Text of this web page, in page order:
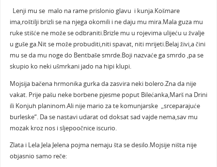
Lenji mu se malo na rame prislonio glavu i kunja.Košmare
ima,roštilji brizli se na njega okomili i ne daju mu mira.Mala guza mu
ruke stišće ne može se odbraniti.Brizle mu u rojevima ulijeću u žvalje
u guše ga.Nit se može probuditi,niti spavat, niti mrijeti.Belaj živi,a čini
mu se da mu noge do Bentbaše smrde.Boji nazvaće ga smrdo ,pa se
skupio ko neki ušmrkani jado na hipi klupi.
Mojsija bačena hrmonika gurka da zasvira neki bolero.Zna da nije
vakat. Prije pašu neke borbene pjesme poput Bilećanka,Marš na Drini
ili Konjuh planinom.Ali nije mario za te komunjarske „srceparajuće
burleske“. Da se nastavi udarat od doksat sad vajde nema,sav mu
mozak kroz nos i sljepoočnice iscurio.
Zlata i Lela Jela Jelena pojma nemaju šta se desilo.Mojsije ništa nije
objasnio samo reče: